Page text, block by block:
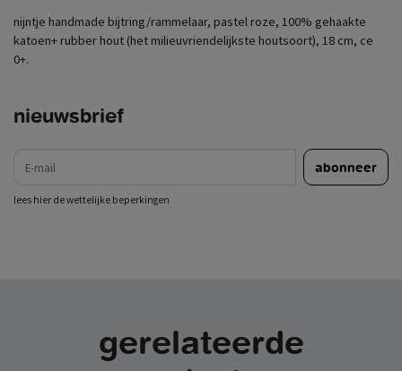
nijntje handmade bijtring/rammelaar, pastel roze, 100% gehaakte
katoen+ rubber hout (het milieuvriendelijkste houtsoort), 18 cm, ce
0+.
nieuwsbrief
abonneer
lees hier de wettelijke beperkingen
gerelateerde